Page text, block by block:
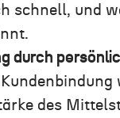
schnell, und
durch
Kundenbindung
des